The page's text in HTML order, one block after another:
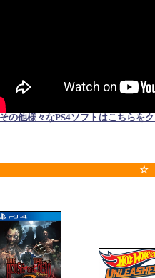
の他様々なPS4ソフトはこちらを
☆